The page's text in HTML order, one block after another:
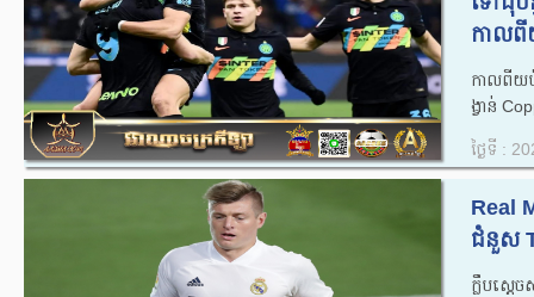
កាលពី
កាលពីយប់
ង្វាន់
ថ្ងៃទី :
Real
ជំនួស
ក្លឹបសេ្ត